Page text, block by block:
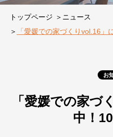
トップページ
ニュース
「愛媛での家づくりvol.16」
お
「愛媛での家づ
中！